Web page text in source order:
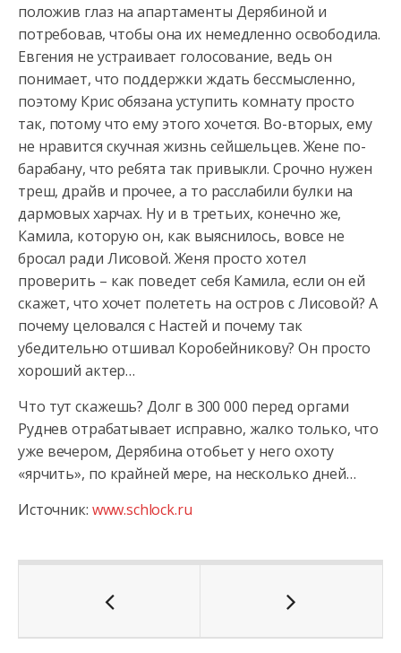
положив глаз на апартаменты Дерябиной и
потребовав, чтобы она их немедленно освободила.
Евгения не устраивает голосование, ведь он
понимает, что поддержки ждать бессмысленно,
поэтому Крис обязана уступить комнату просто
так, потому что ему этого хочется. Во-вторых, ему
не нравится скучная жизнь сейшельцев. Жене по-
барабану, что ребята так привыкли. Срочно нужен
треш, драйв и прочее, а то расслабили булки на
дармовых харчах. Ну и в третьих, конечно же,
Камила, которую он, как выяснилось, вовсе не
бросал ради Лисовой. Женя просто хотел
проверить – как поведет себя Камила, если он ей
скажет, что хочет полететь на остров с Лисовой? А
почему целовался с Настей и почему так
убедительно отшивал Коробейникову? Он просто
хороший актер…
Что тут скажешь? Долг в 300 000 перед оргами
Руднев отрабатывает исправно, жалко только, что
уже вечером, Дерябина отобьет у него охоту
«ярчить», по крайней мере, на несколько дней…
Источник: www.schlock.ru